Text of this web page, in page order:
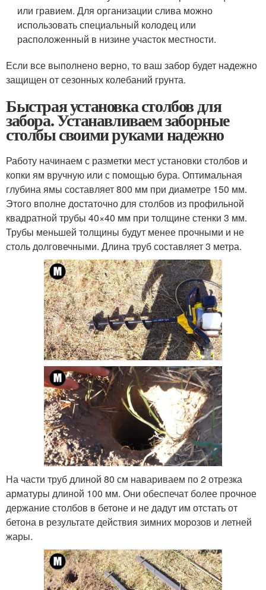
или гравием. Для организации слива можно
использовать специальный колодец или
расположенный в низине участок местности.
Если все выполнено верно, то ваш забор будет надежно
защищен от сезонных колебаний грунта.
Быстрая установка столбов для
забора. Устанавливаем заборные
столбы своими руками надежно
Работу начинаем с разметки мест установки столбов и
копки ям вручную или с помощью бура. Оптимальная
глубина ямы составляет 800 мм при диаметре 150 мм.
Этого вполне достаточно для столбов из профильной
квадратной трубы 40×40 мм при толщине стенки 3 мм.
Трубы меньшей толщины будут менее прочными и не
столь долговечными. Длина труб составляет 3 метра.
На части труб длиной 80 см навариваем по 2 отрезка
арматуры длиной 100 мм. Они обеспечат более прочное
держание столбов в бетоне и не дадут им отстать от
бетона в результате действия зимних морозов и летней
жары.